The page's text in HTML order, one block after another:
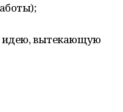
идею, вытекающую